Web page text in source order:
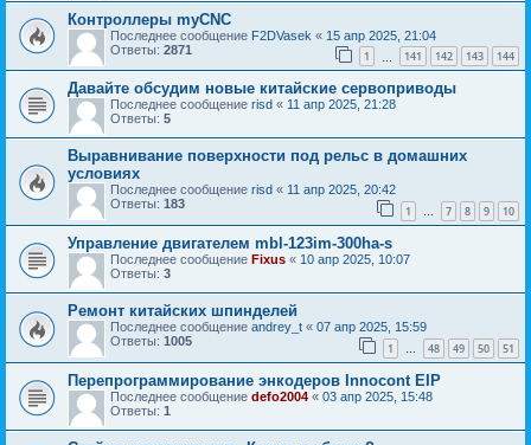
Контроллеры myCNC
Последнее сообщение F2DVasek « 15 апр 2025, 21:04
Ответы: 2871 1 141 142 143 144
Давайте обсудим новые китайские сервоприводы
Последнее сообщение risd « 11 апр 2025, 21:28
Ответы: 5
Выравнивание поверхности под рельс в домашних
условиях
Последнее сообщение risd « 11 апр 2025, 20:42
Ответы: 183 1 … 7 8 9 10
Управление двигателем mbl-123im-300ha-s
Последнее сообщение Fixus « 10 апр 2025, 10:07
Ответы: 3
Ремонт китайских шпинделей
Последнее сообщение andrey_t « 07 апр 2025, 15:59
Ответы: 1005 1 … 48 49 50 51
Перепрограммирование энкодеров Innocont EIP
Последнее сообщение defo2004 « 03 апр 2025, 15:48
Ответы: 1